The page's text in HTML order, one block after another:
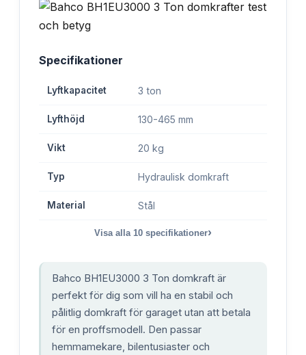
Specifikationer
Lyftkapacitet 3 ton
Lyfthöjd 130-465 mm
Vikt 20 kg
Typ Hydraulisk domkraft
Material Stål
Visa alla 10 specifikationer›
Bahco BH1EU3000 3 Ton domkraft är
perfekt för dig som vill ha en stabil och
pålitlig domkraft för garaget utan att betala
för en proffsmodell. Den passar
hemmamekare, bilentusiaster och